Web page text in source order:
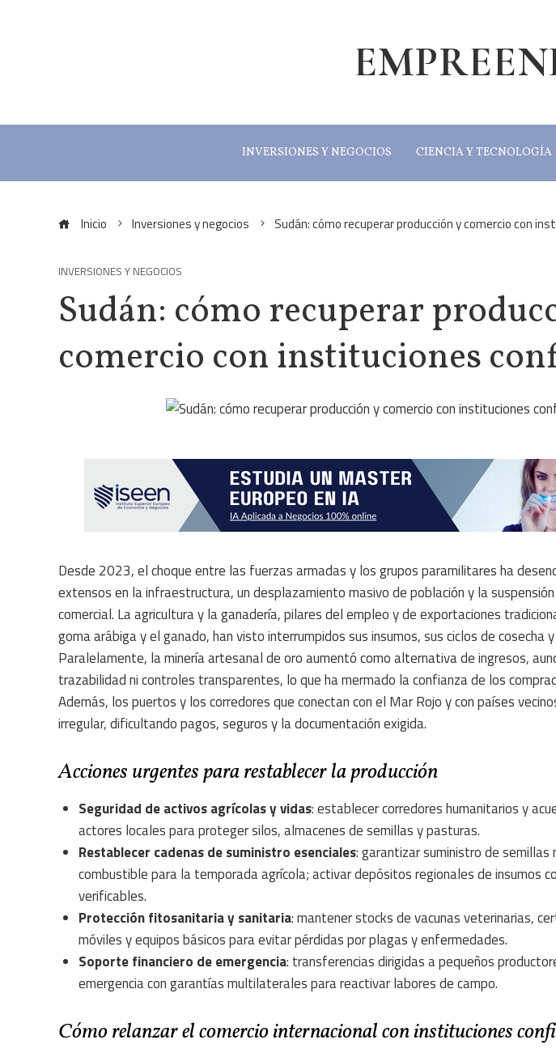
INVERSIONES Y NEGOCIOS CIENCIA Y TECNOLOGÍA
Inicio Inversiones y negocios Sudán: cómo recuperar producción y comercio con
INVERSIONES Y NEGOCIOS
Sudán: cómo recuperar
comercio con instituciones
Desde 2023, el choque entre las fuerzas armadas y los grupos paramilitares ha
extensos en la infraestructura, un desplazamiento masivo de población y la
comercial. La agricultura y la ganadería, pilares del empleo y de exportaciones
goma arábiga y el ganado, han visto interrumpidos sus insumos, sus ciclos de cosecha
Paralelamente, la minería artesanal de oro aumentó como alternativa de ingresos,
trazabilidad ni controles transparentes, lo que ha mermado la confianza de los
Además, los puertos y los corredores que conectan con el Mar Rojo y con países
irregular, dificultando pagos, seguros y la documentación exigida.
Acciones urgentes para restablecer la producción
Seguridad de activos agrícolas y vidas: establecer corredores humanitarios y
actores locales para proteger silos, almacenes de semillas y pasturas.
Restablecer cadenas de suministro esenciales: garantizar suministro de
combustible para la temporada agrícola; activar depósitos regionales de insumos
verificables.
Protección fitosanitaria y sanitaria: mantener stocks de vacunas veterinarias,
móviles y equipos básicos para evitar pérdidas por plagas y enfermedades.
Soporte financiero de emergencia: transferencias dirigidas a pequeños
emergencia con garantías multilaterales para reactivar labores de campo.
Cómo relanzar el comercio internacional con instituciones